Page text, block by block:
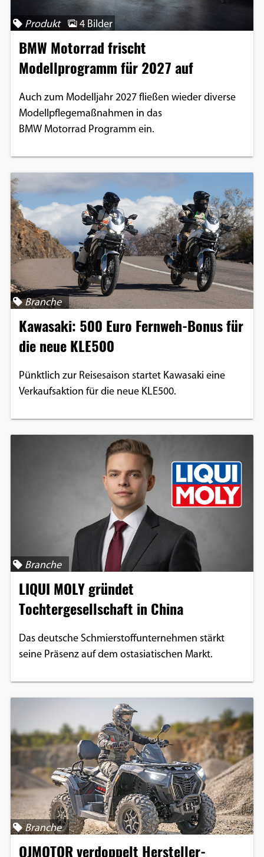
Produkt 4 Bilder
BMW Motorrad frischt
Modellprogramm für 2027 auf
Auch zum Modelljahr 2027 fließen wieder diverse
Modellpflegemaßnahmen in das
BMW Motorrad Programm ein.
Branche
Kawasaki: 500 Euro Fernweh-Bonus für
die neue KLE500
Pünktlich zur Reisesaison startet Kawasaki eine
Verkaufsaktion für die neue KLE500.
Branche
LIQUI MOLY gründet
Tochtergesellschaft in China
Das deutsche Schmierstoffunternehmen stärkt
seine Präsenz auf dem ostasiatischen Markt.
Branche
QJMOTOR verdoppelt Hersteller-